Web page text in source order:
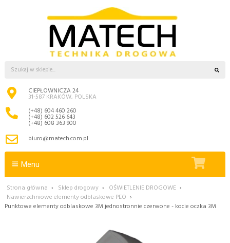
CIEPŁOWNICZA 24
31-587 KRAKÓW, POLSKA
(+48) 604 460 260
(+48) 602 526 643
(+48) 608 363 900
biuro@matech.com.pl
Menu
Strona główna › Sklep drogowy › OŚWIETLENIE DROGOWE ›
Nawierzchniowe elementy odblaskowe PEO ›
Punktowe elementy odblaskowe 3M jednostronnie czerwone - kocie oczka 3M